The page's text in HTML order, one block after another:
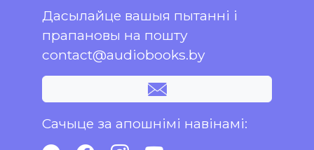
Дасылайце вашыя пытанні і
прапановы на пошту
contact@audiobooks.by
Сачыце за апошнімі навінамі: